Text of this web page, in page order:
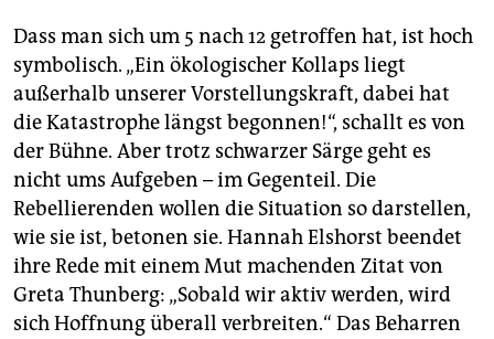
Dass man sich um 5 nach 12 getroffen hat, ist hoch
symbolisch. „Ein ökologischer Kollaps liegt
außerhalb unserer Vorstellungskraft, dabei hat
die Ka­ta­strophe längst begonnen!“, schallt es von
der Bühne. Aber trotz schwarzer Särge geht es
nicht ums Aufgeben – im Gegenteil. Die
Rebellierenden wollen die Situation so darstellen,
wie sie ist, betonen sie. Hannah Elshorst beendet
ihre Rede mit einem Mut machenden Zitat von
Greta Thunberg: „Sobald wir aktiv werden, wird
sich Hoffnung überall verbreiten.“ Das Beharren